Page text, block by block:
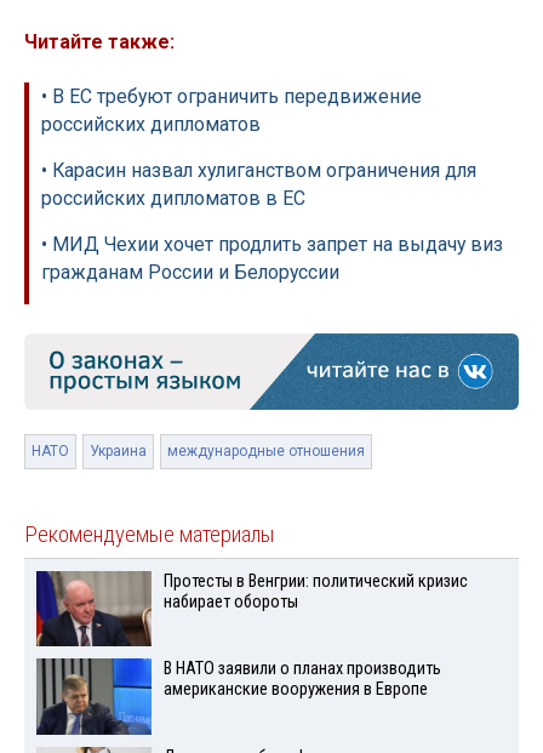
Читайте также:
• В ЕС требуют ограничить передвижение
российских дипломатов
• Карасин назвал хулиганством ограничения для
российских дипломатов в ЕС
• МИД Чехии хочет продлить запрет на выдачу виз
гражданам России и Белоруссии
НАТО Украина международные отношения
Рекомендуемые материалы
Протесты в Венгрии: политический кризис
набирает обороты
В НАТО заявили о планах производить
американские вооружения в Европе